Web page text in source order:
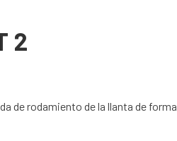
2
de rodamiento de la llanta de forma